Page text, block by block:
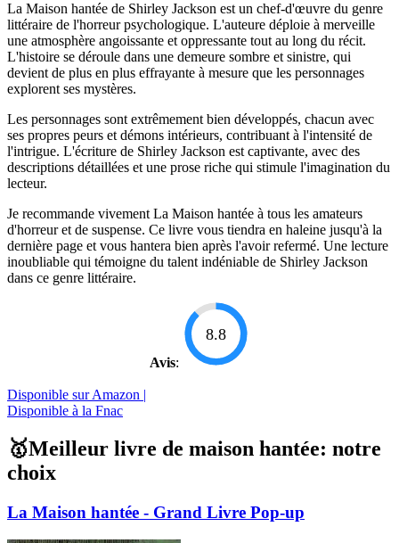
La Maison hantée de Shirley Jackson est un chef-d'œuvre du genre
littéraire de l'horreur psychologique. L'auteure déploie à merveille
une atmosphère angoissante et oppressante tout au long du récit.
L'histoire se déroule dans une demeure sombre et sinistre, qui
devient de plus en plus effrayante à mesure que les personnages
explorent ses mystères.
Les personnages sont extrêmement bien développés, chacun avec
ses propres peurs et démons intérieurs, contribuant à l'intensité de
l'intrigue. L'écriture de Shirley Jackson est captivante, avec des
descriptions détaillées et une prose riche qui stimule l'imagination du
lecteur.
Je recommande vivement La Maison hantée à tous les amateurs
d'horreur et de suspense. Ce livre vous tiendra en haleine jusqu'à la
dernière page et vous hantera bien après l'avoir refermé. Une lecture
inoubliable qui témoigne du talent indéniable de Shirley Jackson
dans ce genre littéraire.
Avis:
8.8
Disponible sur Amazon |
Disponible à la Fnac
🥇Meilleur livre de maison hantée: notre
choix
La Maison hantée - Grand Livre Pop-up